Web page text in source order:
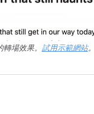
場效果。 試用示範網站